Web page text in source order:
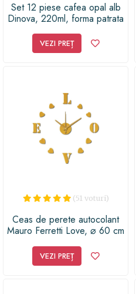
Set 12 piese cafea opal alb
Dinova, 220ml, forma patrata
VEZI PREȚ
(51 voturi)
Ceas de perete autocolant
Mauro Ferretti Love, ⌀ 60 cm
VEZI PREȚ